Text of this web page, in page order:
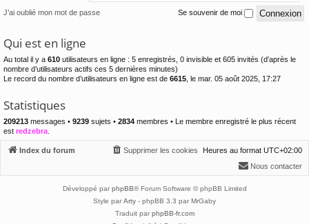
J’ai oublié mon mot de passe Se souvenir de moi
Qui est en ligne
Au total il y a 610 utilisateurs en ligne : 5 enregistrés, 0 invisible et 605 invités (d’après le
nombre d’utilisateurs actifs ces 5 dernières minutes)
Le record du nombre d’utilisateurs en ligne est de 6615 , le mar. 05 août 2025, 17:27
Statistiques
209213 messages • 9239 sujets • 2834 membres • Le membre enregistré le plus récent
est redzebra
Index du forum Heures au format UTC+02:00
Supprimer les cookies
Nous contacter
Développé par phpBB® Forum Software © phpBB Limited
Style par Arty - phpBB 3.3 par MrGaby
Traduit par phpBB-fr.com